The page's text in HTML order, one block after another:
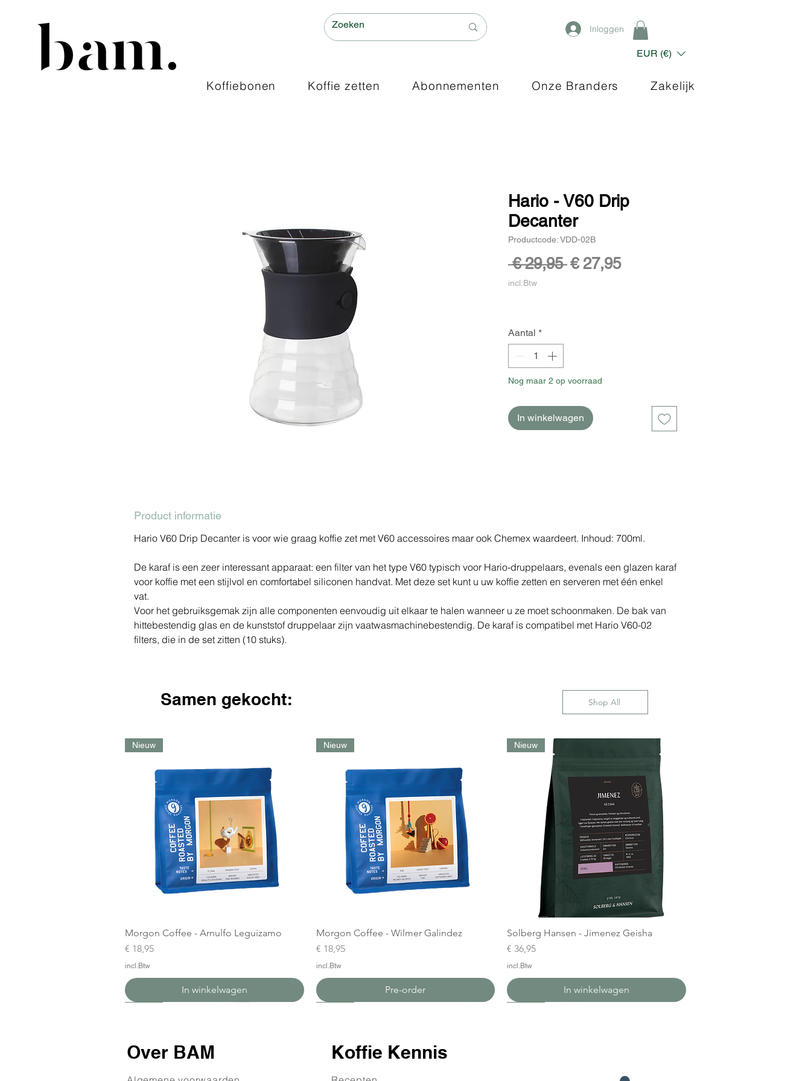
Inloggen
EUR (€)
Koffiebonen Koffie zetten Abonnementen Onze Branders Zakelijk
Hario - V60 Drip
Decanter
Productcode: VDD-02B
€ 29,95 Normale
€ 27,95Verkoopprijs
incl.Btw
Aantal *
Nog maar 2 op voorraad
In winkelwagen
Product informatie
Hario V60 Drip Decanter is voor wie graag koffie zet met V60 accessoires maar ook Chemex waardeert. Inhoud: 700ml.
De karaf is een zeer interessant apparaat: een filter van het type V60 typisch voor Hario-druppelaars, evenals een glazen karaf
voor koffie met een stijlvol en comfortabel siliconen handvat. Met deze set kunt u uw koffie zetten en serveren met één enkel
vat.
Voor het gebruiksgemak zijn alle componenten eenvoudig uit elkaar te halen wanneer u ze moet schoonmaken. De bak van
hittebestendig glas en de kunststof druppelaar zijn vaatwasmachinebestendig. De karaf is compatibel met Hario V60-02
filters, die in de set zitten (10 stuks).
Samen gekocht: Shop All
Nieuw
Morgon Coffee - Arnulfo Leguizamo
Prijs
€ 18,95
incl.Btw
In winkelwagen
Nieuw
Morgon Coffee - Wilmer Galindez
Prijs
€ 18,95
incl.Btw
Pre-order
Nieuw
Solberg Hansen - Jimenez Geisha
Prijs
€ 36,95
incl.Btw
In winkelwagen
Over BAM Koffie Kennis